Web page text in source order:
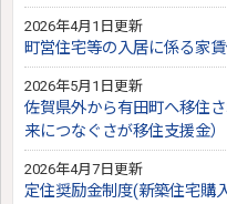
2026年4月1日更新
町営住宅等の入居に係る家
2026年5月1日更新
佐賀県外から有田町へ移住
来につなぐさが移住支援金）
2026年4月7日更新
定住奨励金制度(新築住宅購